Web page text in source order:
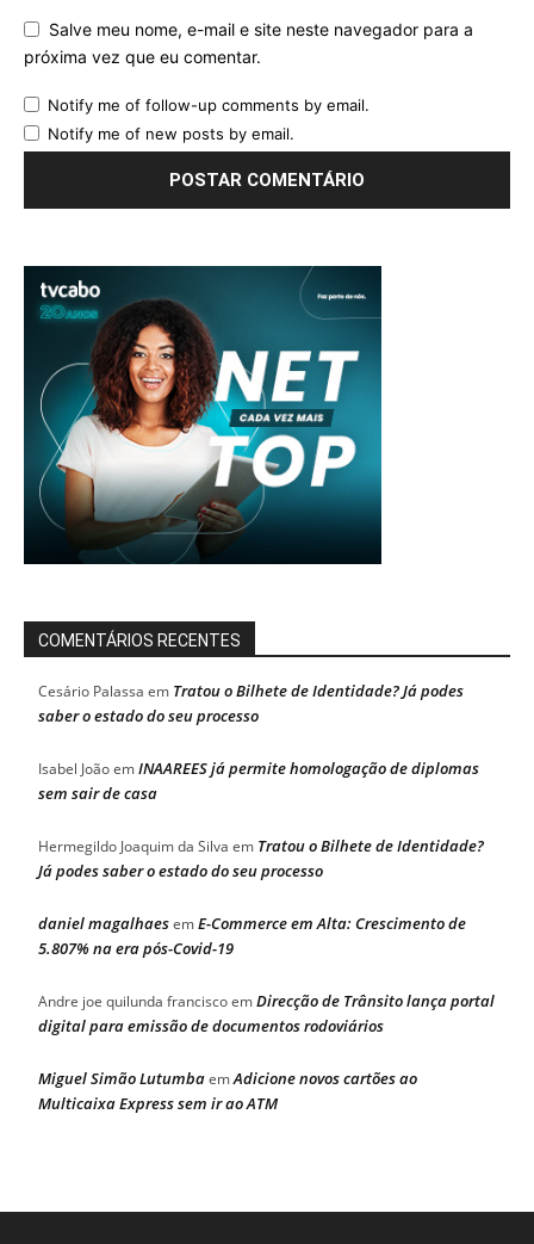
Salve meu nome, e-mail e site neste navegador para a
próxima vez que eu comentar.
Notify me of follow-up comments by email.
Notify me of new posts by email.
COMENTÁRIOS RECENTES
Cesário Palassa em Tratou o Bilhete de Identidade? Já podes
saber o estado do seu processo
Isabel JoãoemINAAREES já permite homologação de diplomas
sem sair de casa
Hermegildo Joaquim da Silva em Tratou o Bilhete de Identidade?
Já podes saber o estado do seu processo
daniel magalhaesemE-Commerce em Alta: Crescimento de
5.807% na era pós-Covid-19
Andre joe quilunda franciscoemDirecção de Trânsito lança portal
digital para emissão de documentos rodoviários
Miguel Simão LutumbaemAdicione novos cartões ao
Multicaixa Express sem ir ao ATM